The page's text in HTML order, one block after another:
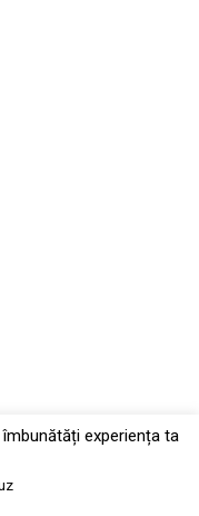
experiența ta